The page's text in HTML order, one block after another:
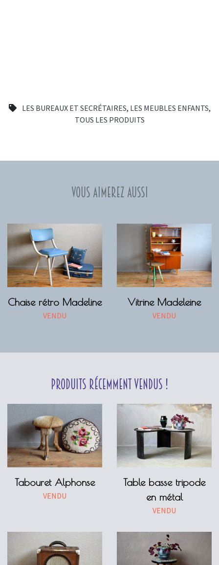
LES BUREAUX ET SECRÉTAIRES, LES MEUBLES ENFANTS,
TOUS LES PRODUITS
Vous aimerez aussi
Chaise rétro Madeline
VENDU
Vitrine Madeleine
VENDU
Produits récemment vendus !
Tabouret Alphonse
VENDU
Table basse tripode
en métal
VENDU